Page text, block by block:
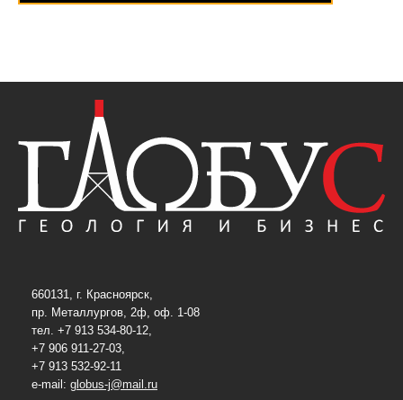
660131, г. Красноярск,
пр. Металлургов, 2ф, оф. 1-08
тел. +7 913 534-80-12,
+7 906 911-27-03,
+7 913 532-92-11
e-mail: globus-j@mail.ru